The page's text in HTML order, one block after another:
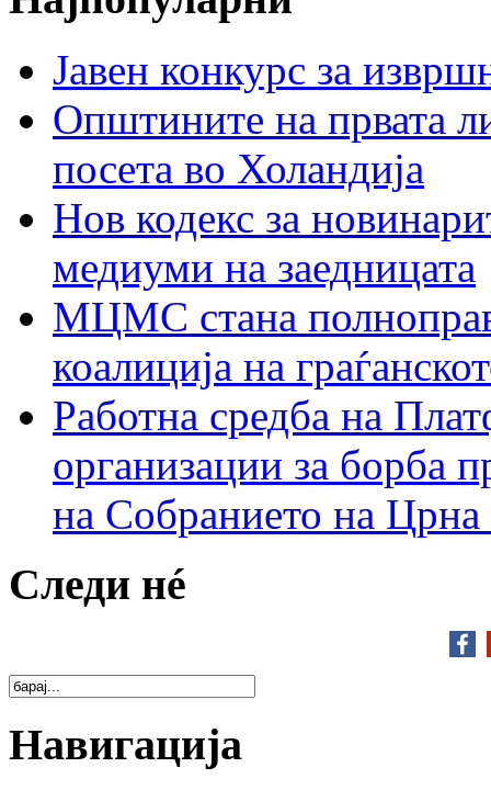
Јавен конкурс за
Општините на првата
посета во Холандија
Нов кодекс за
медиуми на заедницата
МЦМС стана
коалиција на
Работна средба на
организации за борба
на Собранието на Црна
Следи нé
Навигација